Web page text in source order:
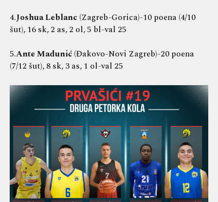
4.Joshua Leblanc (Zagreb-Gorica)-10 poena (4/10
šut), 16 sk, 2 as, 2 ol, 5 bl-val 25
5.Ante Madunić(Đakovo-Novi Zagreb)-20 poena
(7/12 šut), 8 sk, 3 as, 1 ol-val 25